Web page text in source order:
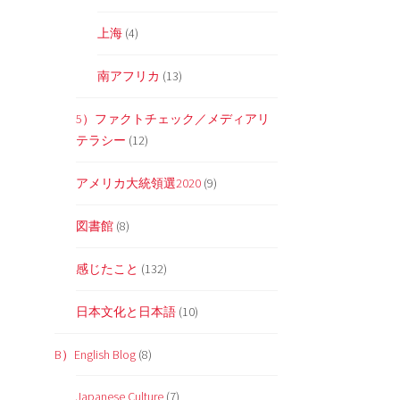
上海 (4)
南アフリカ (13)
5）ファクトチェック／メディアリ
テラシー (12)
アメリカ大統領選2020 (9)
図書館 (8)
感じたこと (132)
日本文化と日本語 (10)
B）English Blog (8)
Japanese Culture (7)